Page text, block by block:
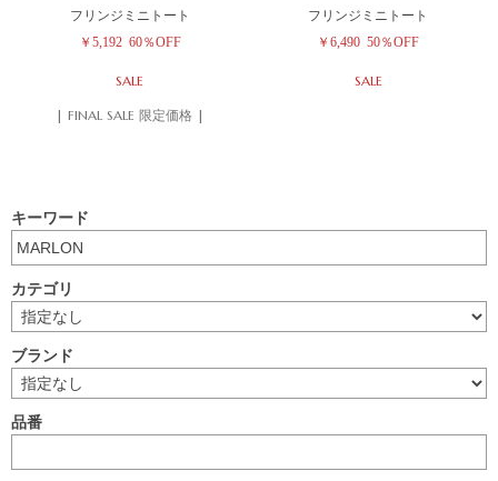
フリンジミニトート
￥5,192 60％OFF
SALE
| FINAL SALE 限定価格 |
フリンジミニトート
￥6,490 50％OFF
SALE
キーワード
カテゴリ
ブランド
品番